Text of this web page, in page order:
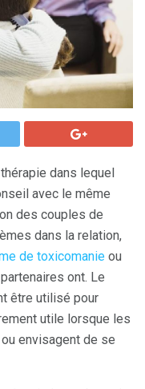
dans lequel
avec le même
des couples de
dans la relation,
de toxicomanie ou
ont. Le
être utilisé pour
utile lorsque les
envisagent de se